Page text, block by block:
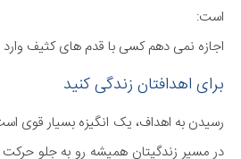
است:
اجازه نمی دهم کسی با قدم های کثیف
برای اهدافتان زندگی کنید
رسیدن به اهداف، یک انگیزه بسیار قوی
در مسیر زندگیتان همیشه رو به جلو حرکت